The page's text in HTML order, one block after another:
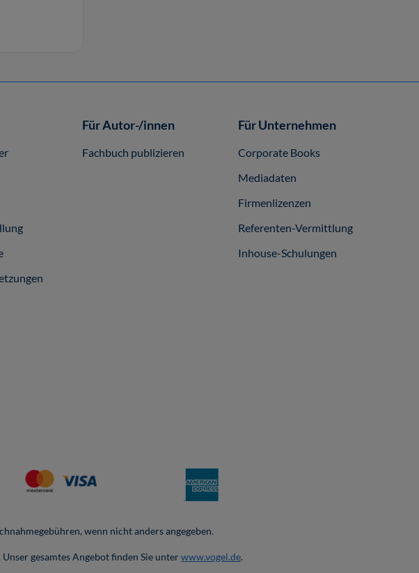
Für Autor-/innen
Fachbuch publizieren
Für Unternehmen
Corporate Books
Mediadaten
Firmenlizenzen
Referenten-Vermittlung
Inhouse-Schulungen
wenn nicht anders angegeben.
gesamtes Angebot finden Sie unterwww.vogel.de.